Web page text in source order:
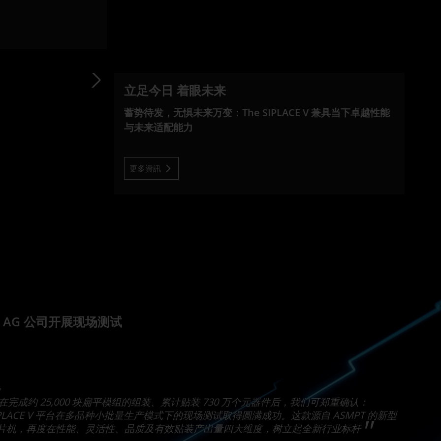
立足今日 着眼未来
蓄势待发，无惧未来万变：The SIPLACE V 兼具当下卓越性能
与未来适配能力
更多資訊
公司开展现场测试
完成约 25,000 块扁平模组的组装、累计贴装 730 万个元器件后，我们可郑重确认：
V 平台在多品种小批量生产模式下的现场测试取得圆满成功。这款源自 ASMPT 的新型
机，再度在性能、灵活性、品质及有效贴装产出量四大维度，树立起全新行业标杆